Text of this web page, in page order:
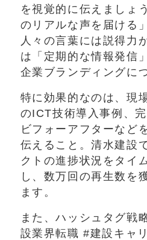
を視覚的に伝えましょ
のリアルな声を届ける
人々の言葉には説得力
は「定期的な情報発信
企業ブランディングに
特に効果的なのは、現
のICT技術導入事例、
ビフォーアフターなど
伝えること。清水建設
クトの進捗状況をタイ
し、数万回の再生数を
ます。
また、ハッシュタグ戦
設業界転職 #建設キャ